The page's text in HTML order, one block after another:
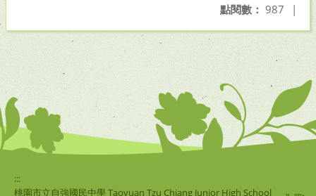
點閱數： 987 |
:::
桃園市立自強國民中學 Taoyuan Tzu Chiang Junior High School